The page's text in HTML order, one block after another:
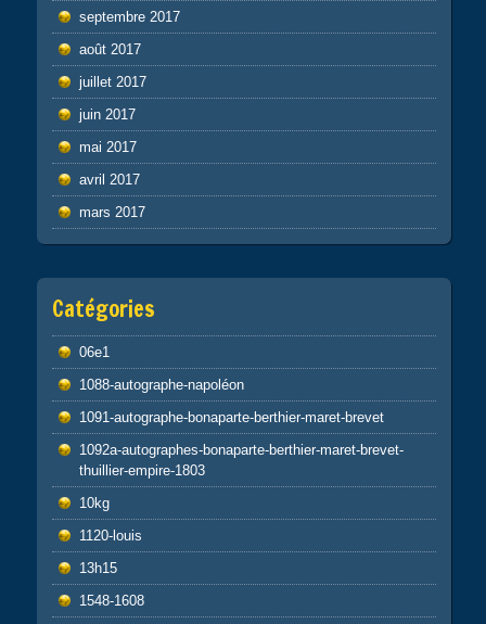
septembre 2017
août 2017
juillet 2017
juin 2017
mai 2017
avril 2017
mars 2017
Catégories
06e1
1088-autographe-napoléon
1091-autographe-bonaparte-berthier-maret-brevet
1092a-autographes-bonaparte-berthier-maret-brevet-
thuillier-empire-1803
10kg
1120-louis
13h15
1548-1608